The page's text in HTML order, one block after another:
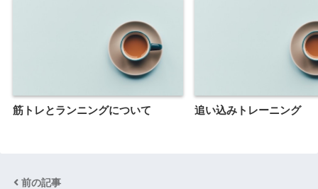
筋トレとランニングについて 追い込みトレーニング
前の記事